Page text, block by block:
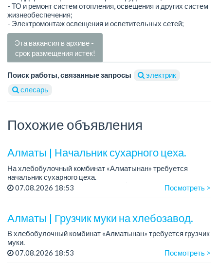
- ТО и ремонт систем отопления, освещения и других систем
жизнеобеспечения;
- Электромонтаж освещения и осветительных сетей;
Эта вакансия в архиве -
срок размещения истек!
Поиск работы, связанные запросы
электрик
слесарь
Похожие объявления
Алматы | Начальник сухарного цеха.
На хлебобулочный комбинат «Алматынан» требуется
начальник сухарного цеха.
Зарплата: от 300 000 тенге на руки (обсуждается на
Требования: оп...
07.08.2026 18:53 Посмотреть >
Алматы | Грузчик муки на хлебозавод.
В хлебобулочный комбинат «Алматынан» требуется грузчик
муки.
График работы: 5/2, с 09.00 до 18.00.
07.08.2026 18:53 Посмотреть >